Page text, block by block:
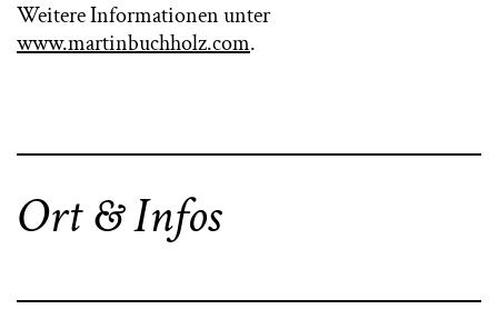
Weitere Informationen unter
www.martinbuchholz.com.
Ort & Infos